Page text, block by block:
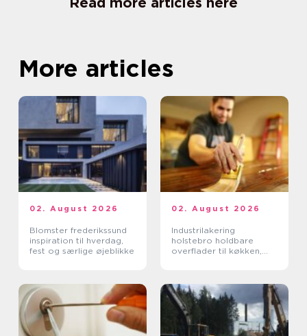
More articles
02. August 2026
Blomster frederikssund
inspiration til hverdag,
fest og særlige øjeblikke
02. August 2026
Industrilakering
holstebro holdbare
overflader til køkken,